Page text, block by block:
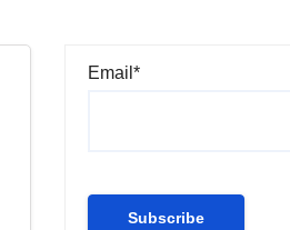
Email*